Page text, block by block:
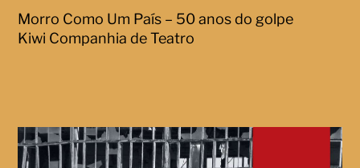
Morro Como Um País – 50 anos do golpe
Kiwi Companhia de Teatro